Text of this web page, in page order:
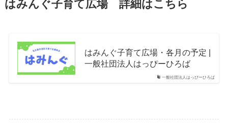
はみんぐ子育て広場詳細はこちら
一般社団法人はっぴーひろば
はみんぐ子育て広場・各月の予定 |
一般社団法人はっぴーひろば